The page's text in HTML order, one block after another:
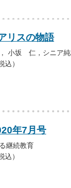
リスの物語
小坂 仁，シニア
込）
年7月号
継続教育
込）